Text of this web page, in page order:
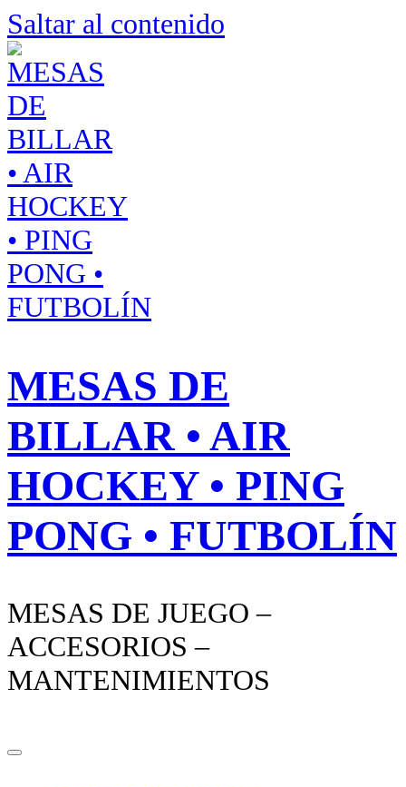
Saltar al contenido
MESAS DE
BILLAR • AIR
HOCKEY • PING
PONG • FUTBOLÍN
MESAS DE JUEGO –
ACCESORIOS –
MANTENIMIENTOS